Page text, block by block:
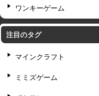
ワンキーゲーム
注目のタグ
マインクラフト
ミミズゲーム